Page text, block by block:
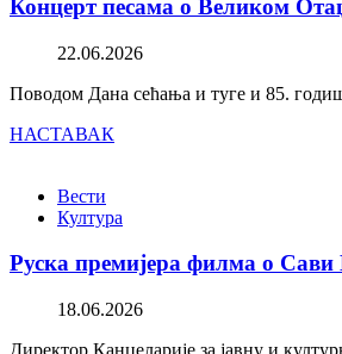
Концерт песама о Великом
22.06.2026
Поводом Дана сећања и туге и 85.
НАСТАВАК
Вести
Култура
Руска премијера филма о
18.06.2026